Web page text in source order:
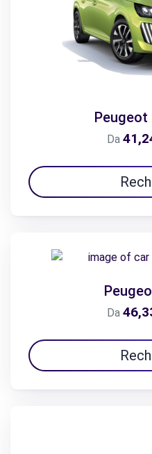
Peugeot
Da
Da